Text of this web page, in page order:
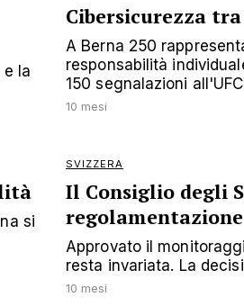
la
Cibersicurezza
A Berna 250
responsabilità
150 segnalazioni
10 mesi
si
SVIZZERA
Il Consiglio degli
Approvato il
resta invariata. La
10 mesi